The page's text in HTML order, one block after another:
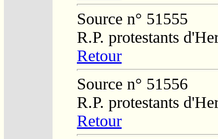
Source n° 51555
R.P. protestants
Retour
Source n° 51556
R.P. protestants
Retour